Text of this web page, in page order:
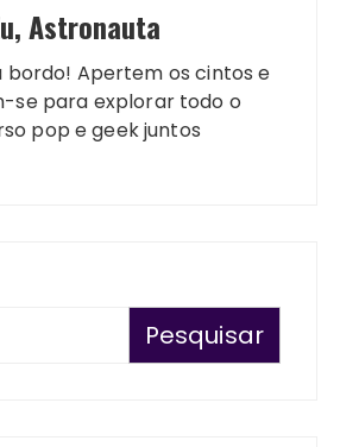
Astronauta
bordo! Apertem os cintos e
se para explorar todo o
pop e geek juntos
Pesquisar